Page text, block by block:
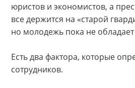
юристов и экономистов, а
все держится на «старой
но молодежь пока не
Есть два фактора, которые
сотрудников.